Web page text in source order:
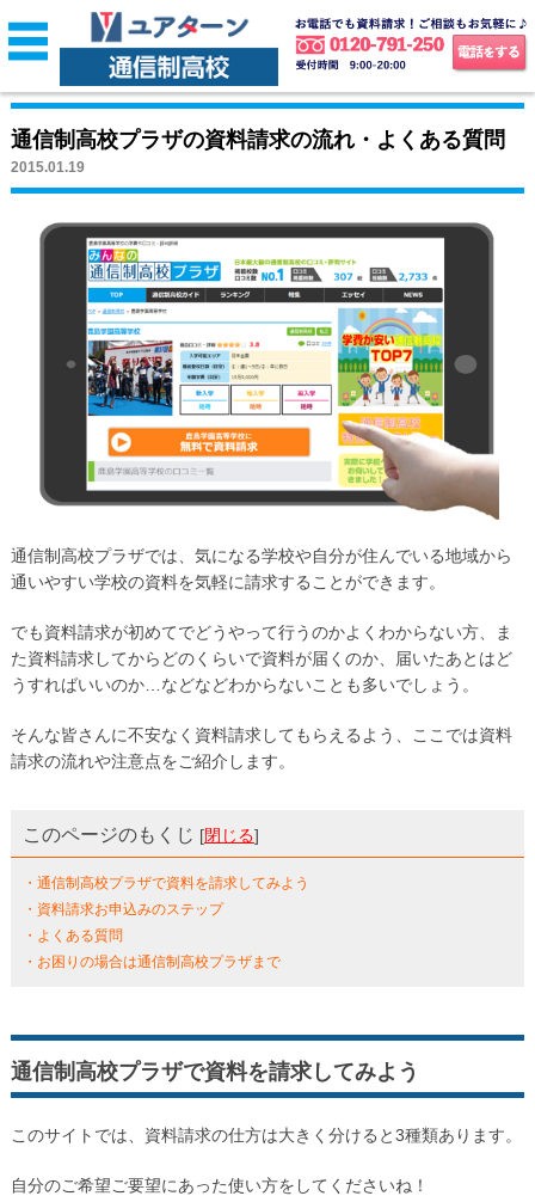
通信制高校プラザの資料請求の流れ・よくある質問
2015.01.19
通信制高校プラザでは、気になる学校や自分が住んでいる地域から
通いやすい学校の資料を気軽に請求することができます。
でも資料請求が初めてでどうやって行うのかよくわからない方、ま
た資料請求してからどのくらいで資料が届くのか、届いたあとはど
うすればいいのか…などなどわからないことも多いでしょう。
そんな皆さんに不安なく資料請求してもらえるよう、ここでは資料
請求の流れや注意点をご紹介します。
このページのもくじ [閉じる]
・通信制高校プラザで資料を請求してみよう
・資料請求お申込みのステップ
・よくある質問
・お困りの場合は通信制高校プラザまで
通信制高校プラザで資料を請求してみよう
このサイトでは、資料請求の仕方は大きく分けると3種類あります。
自分のご希望ご要望にあった使い方をしてくださいね！